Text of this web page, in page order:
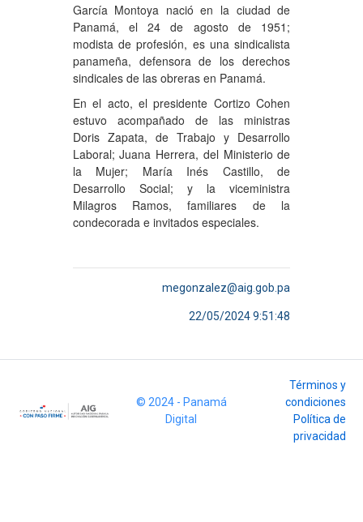
García Montoya nació en la ciudad de
Panamá, el 24 de agosto de 1951;
modista de profesión, es una sindicalista
panameña, defensora de los derechos
sindicales de las obreras en Panamá.
En el acto, el presidente Cortizo Cohen
estuvo acompañado de las ministras
Doris Zapata, de Trabajo y Desarrollo
Laboral; Juana Herrera, del Ministerio de
la Mujer; María Inés Castillo, de
Desarrollo Social; y la viceministra
Milagros Ramos, familiares de la
condecorada e invitados especiales.
megonzalez@aig.gob.pa
22/05/2024 9:51:48
© 2024 - Panamá
Digital
Términos y
condiciones
Política de
privacidad